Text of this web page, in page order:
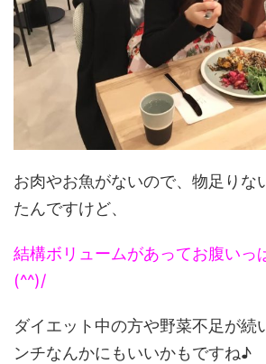
お肉やお魚がないので、物足りな
たんですけど、
結構ボリュームがあってお腹いっ
(^^)/
ダイエット中の方や野菜不足が続
ンチなんかにもいいかもですね♪